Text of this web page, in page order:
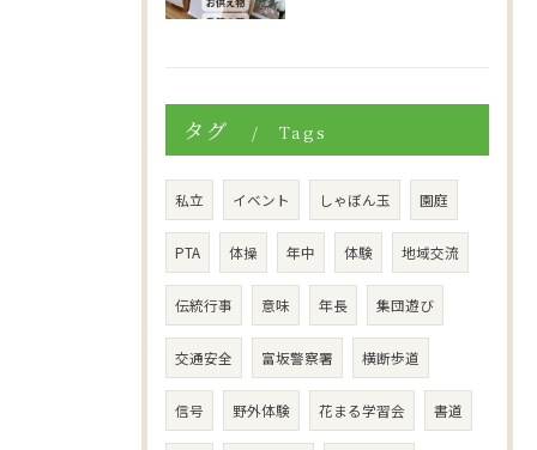
タグ Tags
私立 イベント しゃぼん玉 園庭
PTA 体操 年中 体験 地域交流
伝統行事 意味 年長 集団遊び
交通安全 富坂警察署 横断歩道
信号 野外体験 花まる学習会 書道